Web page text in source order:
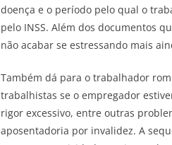
doença e o período pelo qual o
pelo INSS. Além dos documentos
não acabar se estressando mais
Também dá para o trabalhador
trabalhistas se o empregador
rigor excessivo, entre outras
aposentadoria por invalidez. A